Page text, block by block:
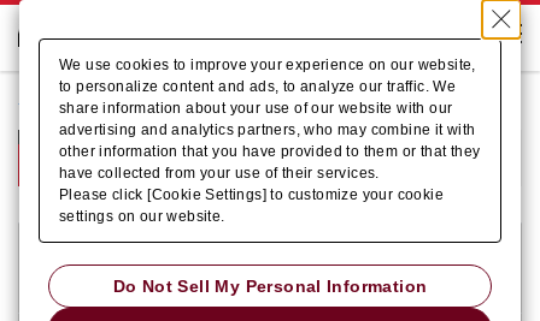
ホーム 企業情報 会社概要
会社概要
商号
AMADA MACHINERY CO., LTD.
We use cookies to improve your experience on our website,
to personalize content and ads, to analyze our traffic. We
share information about your use of our website with our
advertising and analytics partners, who may combine it with
other information that you have provided to them or that they
have collected from your use of their services.
Please click [Cookie Settings] to customize your cookie
settings on our website.
Do Not Sell My Personal Information